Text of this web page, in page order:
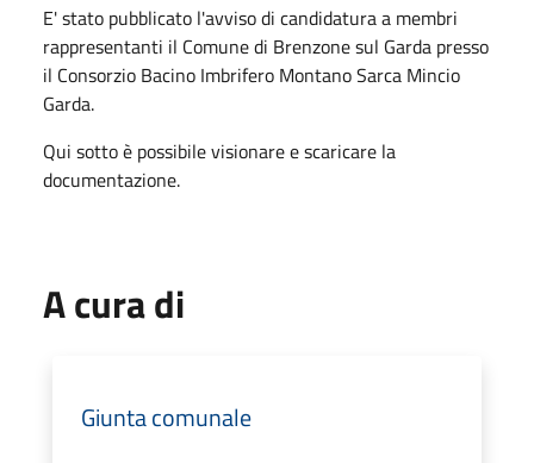
E' stato pubblicato l'avviso di candidatura a membri
rappresentanti il Comune di Brenzone sul Garda presso
il Consorzio Bacino Imbrifero Montano Sarca Mincio
Garda.
Qui sotto è possibile visionare e scaricare la
documentazione.
A cura di
Giunta comunale